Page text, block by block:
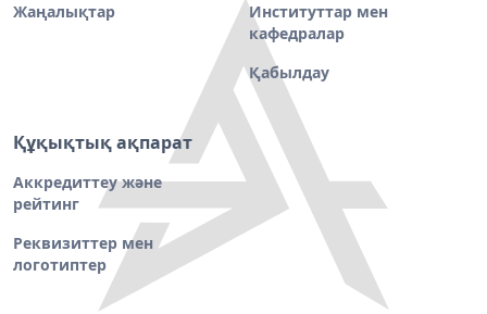
Жаңалықтар
Институттар мен
кафедралар
Қабылдау
Құқықтық ақпарат
Аккредиттеу және
рейтинг
Реквизиттер мен
логотиптер